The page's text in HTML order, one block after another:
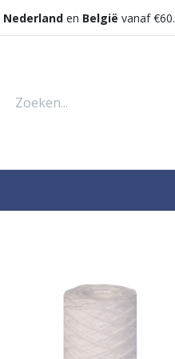
Nederlanden België vanaf €60.